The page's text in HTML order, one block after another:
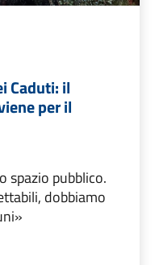
Caduti: il
per il
spazio pubblico.
dobbiamo